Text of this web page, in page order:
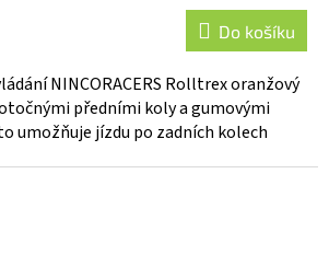
Do košíku
NINCORACERS Rolltrex oranžový
předními koly a gumovými
umožňuje jízdu po zadních kolech